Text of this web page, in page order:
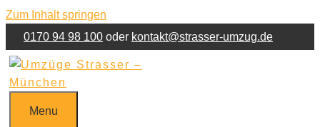
Zum Inhalt springen
0170 94 98 100 oder kontakt@strasser-umzug.de
Menu